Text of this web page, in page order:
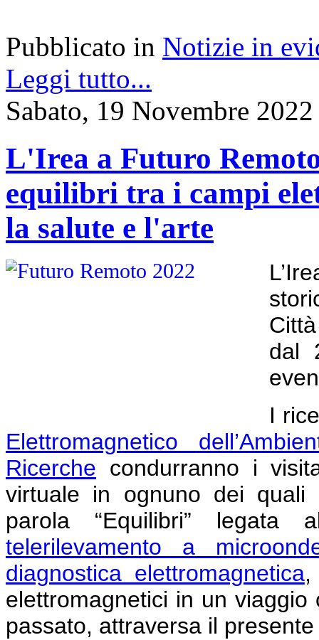
Pubblicato in Notizie in
Leggi tutto...
Sabato, 19 Novembre
L'Irea a Futuro
equilibri tra i campi
la salute e l'arte
dal
I
Elettromagnetico
Ricerche condurranno i
virtuale in ognuno dei quali
parola “Equilibri”
telerilevamento a
diagnostica elettromagnetica,
elettromagnetici in un viaggio
passato, attraversa il